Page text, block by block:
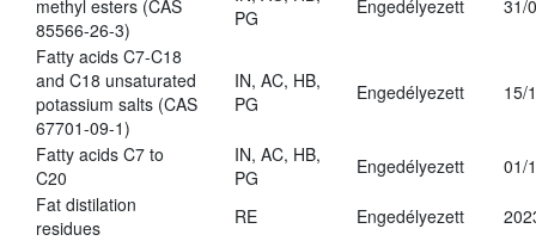
methyl esters (CAS
85566-26-3)
PG
Engedélyezett 31/
Fatty acids C7-C18
and C18 unsaturated
potassium salts (CAS
67701-09-1)
IN, AC, HB,
PG
Engedélyezett 15/
Fatty acids C7 to
C20
IN, AC, HB,
PG
Engedélyezett
01/
Fat distilation
residues
RE Engedélyezett